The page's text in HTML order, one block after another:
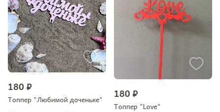
180 ₽
Топпер "Любимой доченьке" 180 ₽
Топпер "Love"